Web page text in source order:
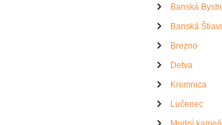
f
o
r
Banská
Banská
Brezno
Detva
Kremnica
Lučenec